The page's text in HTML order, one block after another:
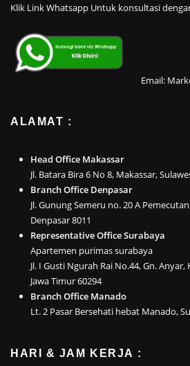
Klik Link Whatsapp Untuk konsultasi
Email:
ALAMAT :
Head Office Makassar
Jl. Batara Bira 6 No 8, Makassar,
Branch Office Denpasar
Jl. Gunung Semeru no. 20 A
Denpasar 8011
Representative Office Surabaya
Apartemen purimas surabaya
Jl. I Gusti Ngurah Rai No.44, Gn. Anyar,
Jawa Timur 60294
Branch Office Manado
Lt. 2 Pasar Bersehati hebat Manado,
HARI & JAM KERJA :